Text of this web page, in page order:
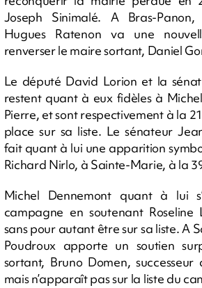
Joseph Sinimalé. A Bras-
Hugues Ratenon va une
renverser le maire sortant, Daniel
Le député David Lorion et la
restent quant à eux fidèles à
Pierre, et sont respectivement à la
place sur sa liste. Le sénateur
fait quant à lui une apparition
Richard Nirlo, à Sainte-Marie, à la
Michel Dennemont quant à lui
campagne en soutenant Roseline
sans pour autant être sur sa liste. A
Poudroux apporte un soutien
sortant, Bruno Domen,
mais n’apparaît pas sur la liste du